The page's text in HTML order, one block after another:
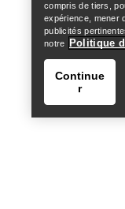
compris de tiers,
expérience, mener
publicités
notre
Politique
Continue
r